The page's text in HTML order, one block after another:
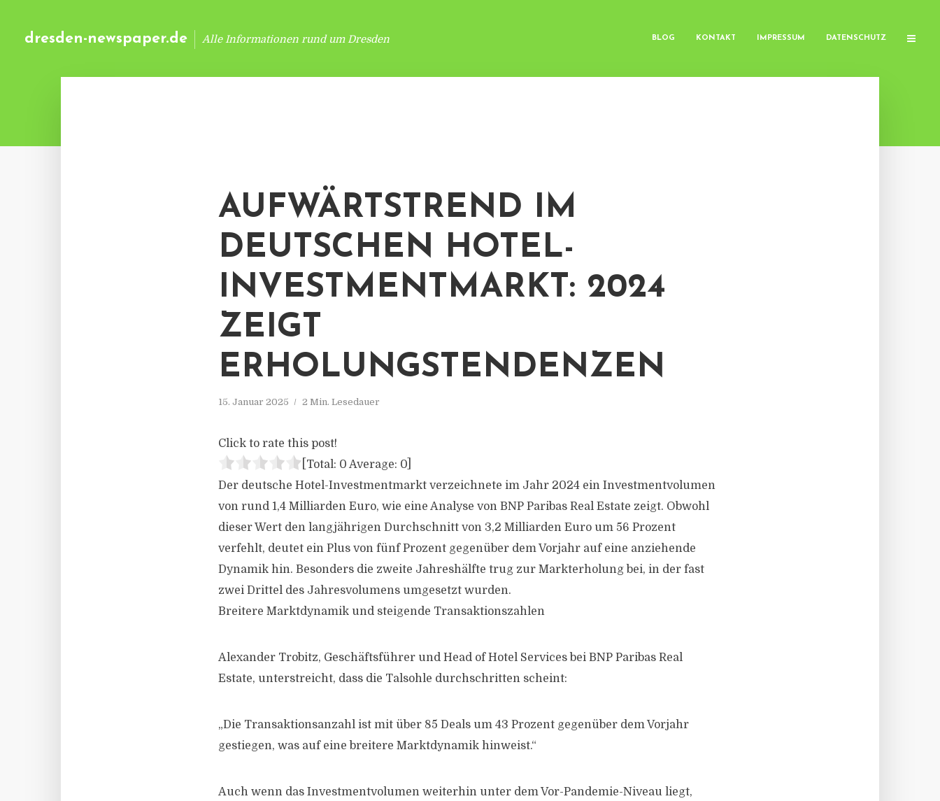
dresden-newspaper.de Alle Informationen rund um Dresden BLOG KONTAKT IMPRESSUM DATENSCHUTZ
AUFWÄRTSTREND IM
DEUTSCHEN HOTEL-
INVESTMENTMARKT: 2024
ZEIGT
ERHOLUNGSTENDENZEN
15. Januar 2025 2 Min. Lesedauer
Click to rate this post!
[Total: 0 Average: 0
Der deutsche Hotel-Investmentmarkt verzeichnete im Jahr 2024 ein Investmentvolumen
von rund 1,4 Milliarden Euro, wie eine Analyse von BNP Paribas Real Estate zeigt. Obwohl
dieser Wert den langjährigen Durchschnitt von 3,2 Milliarden Euro um 56 Prozent
verfehlt, deutet ein Plus von fünf Prozent gegenüber dem Vorjahr auf eine anziehende
Dynamik hin. Besonders die zweite Jahreshälfte trug zur Markterholung bei, in der fast
zwei Drittel des Jahresvolumens umgesetzt wurden.
Breitere Marktdynamik und steigende Transaktionszahlen
Alexander Trobitz, Geschäftsführer und Head of Hotel Services bei BNP Paribas Real
Estate, unterstreicht, dass die Talsohle durchschritten scheint:
„Die Transaktionsanzahl ist mit über 85 Deals um 43 Prozent gegenüber dem Vorjahr
gestiegen, was auf eine breitere Marktdynamik hinweist.“
Auch wenn das Investmentvolumen weiterhin unter dem Vor-Pandemie-Niveau liegt,